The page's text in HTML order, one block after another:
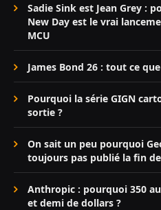
Sadie Sink est Jean Grey :
New Day est le vrai
MCU
James Bond 26 : tout ce
Pourquoi la série GIGN
sortie ?
On sait un peu pourquoi
toujours pas publié la fin
Anthropic : pourquoi 350
et demi de dollars ?